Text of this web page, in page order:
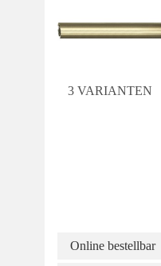
3 VARIANTEN
Online bestellbar